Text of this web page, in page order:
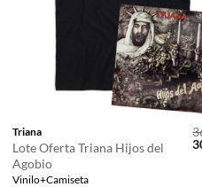
precio
actual
Triana
Lote Oferta Triana Hijos del
Agobio
Vinilo+Camiseta
El